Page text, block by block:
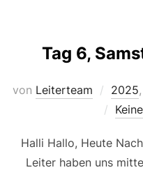
Tag 6,
von Leiterteam 2025,
Halli Hallo, Heute
Leiter haben uns